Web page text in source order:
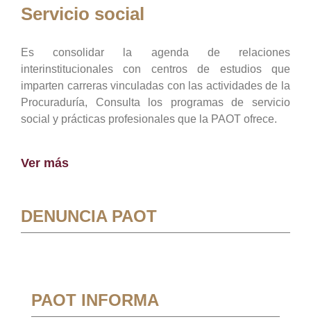
Servicio social
Es consolidar la agenda de relaciones
interinstitucionales con centros de estudios que
imparten carreras vinculadas con las actividades de la
Procuraduría, Consulta los programas de servicio
social y prácticas profesionales que la PAOT ofrece.
Ver más
DENUNCIA PAOT
PAOT INFORMA